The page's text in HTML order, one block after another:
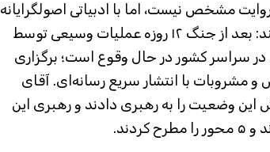
گوینده روایت مشخص نیست، اما با ادبیاتی اصولگرایانه
ماجرا را این‌گونه روایت می‌کند: بعد از جنگ ۱۲ روزه عملیات وسیعی توسط
در سراسر کشور در حال وقوع است؛ برگزاری
مشروبات با انتشار سریع رسانه‌ای. آقای
این وضعیت را به رهبری دادند و رهبری این